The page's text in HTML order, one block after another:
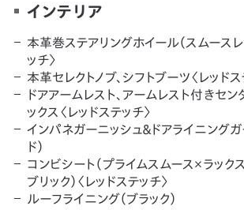
インテリア
本革巻ステアリングホイール（スムースレ
ッチ〉
本革セレクトノブ、シフトブーツ〈レッドス
ドアアームレスト、アームレスト付きセ
ックス〈レッドステッチ〉
インパネガーニッシュ＆ドアライニングガ
ド）
コンビシート（プライムスムース×ラック
ブリック）〈レッドステッチ〉
ルーフライニング（ブラック）